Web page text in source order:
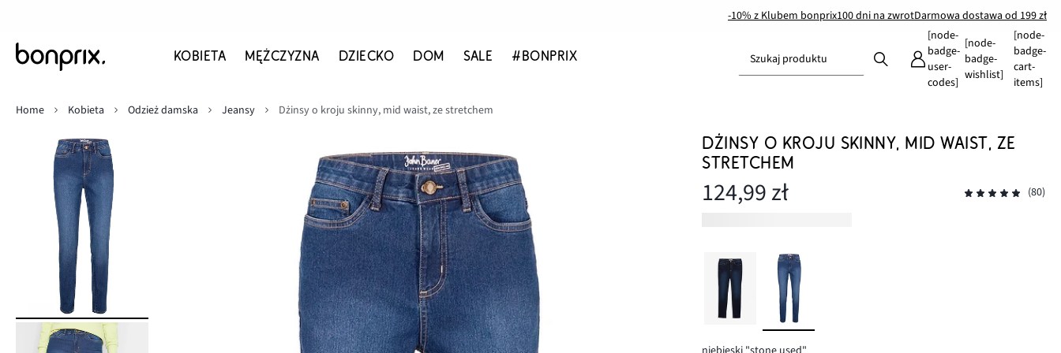
-10% z Klubem bonprix100 dni na zwrotDarmowa dostawa od 199 zł
KOBIETA MĘŻCZYZNA DZIECKO DOM SALE #BONPRIX Szukaj produktu
[node-
badge-
user-
codes]
[node-
badge-
wishlist]
[node-
badge-
cart-
items]
Home
Kobieta Odzież damska Jeansy Dżinsy o kroju skinny, mid waist, ze stretchem
DŻINSY O KROJU SKINNY, MID WAIST, ZE
STRETCHEM
124,99 zł (80)